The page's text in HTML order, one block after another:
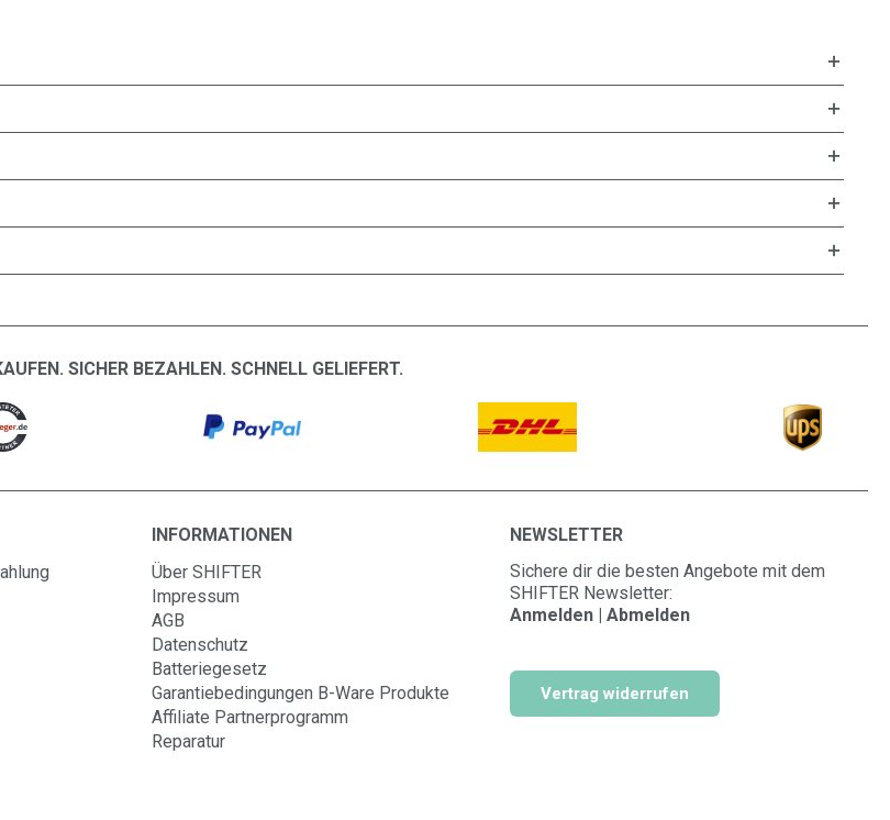
SICHER BEZAHLEN. SCHNELL GELIEFERT.
INFORMATIONEN
Über SHIFTER
Impressum
AGB
Datenschutz
Batteriegesetz
Garantiebedingungen B-Ware Produkte
Affiliate Partnerprogramm
Reparatur
NEWSLETTER
Sichere dir die besten Angebote mit dem
SHIFTER Newsletter:
Anmelden | Abmelden
Vertrag widerrufen